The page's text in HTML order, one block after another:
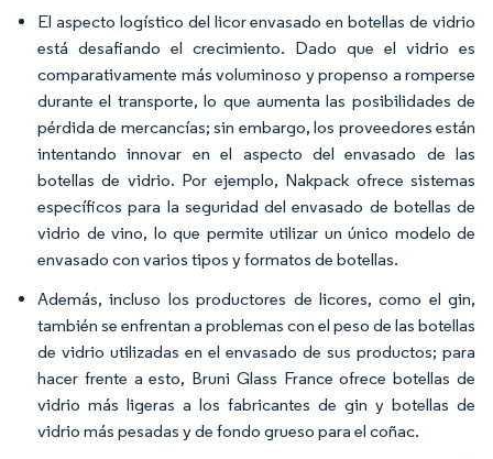
El aspecto logístico del licor envasado en botellas de vidrio
está desafiando el crecimiento. Dado que el vidrio es
comparativamente más voluminoso y propenso a romperse
durante el transporte, lo que aumenta las posibilidades de
pérdida de mercancías; sin embargo, los proveedores están
intentando innovar en el aspecto del envasado de las
botellas de vidrio. Por ejemplo, Nakpack ofrece sistemas
específicos para la seguridad del envasado de botellas de
vidrio de vino, lo que permite utilizar un único modelo de
envasado con varios tipos y formatos de botellas.
Además, incluso los productores de licores, como el gin,
también se enfrentan a problemas con el peso de las botellas
de vidrio utilizadas en el envasado de sus productos; para
hacer frente a esto, Bruni Glass France ofrece botellas de
vidrio más ligeras a los fabricantes de gin y botellas de
vidrio más pesadas y de fondo grueso para el coñac.